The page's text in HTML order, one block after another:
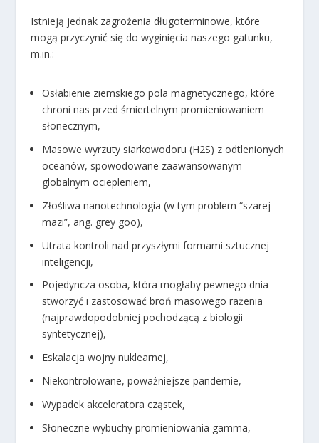
Istnieją jednak zagrożenia długoterminowe, które
mogą przyczynić się do wyginięcia naszego gatunku,
m.in.:
Osłabienie ziemskiego pola magnetycznego, które
chroni nas przed śmiertelnym promieniowaniem
słonecznym,
Masowe wyrzuty siarkowodoru (H2S) z odtlenionych
oceanów, spowodowane zaawansowanym
globalnym ociepleniem,
Złośliwa nanotechnologia (w tym problem “szarej
mazi”, ang. grey goo),
Utrata kontroli nad przyszłymi formami sztucznej
inteligencji,
Pojedyncza osoba, która mogłaby pewnego dnia
stworzyć i zastosować broń masowego rażenia
(najprawdopodobniej pochodzącą z biologii
syntetycznej),
Eskalacja wojny nuklearnej,
Niekontrolowane, poważniejsze pandemie,
Wypadek akceleratora cząstek,
Słoneczne wybuchy promieniowania gamma,